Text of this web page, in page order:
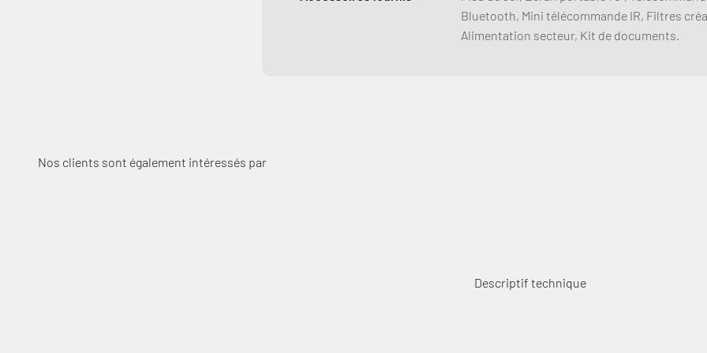
Bluetooth, Mini télécommande IR, Filtres
Alimentation secteur, Kit de documents.
Descriptif technique